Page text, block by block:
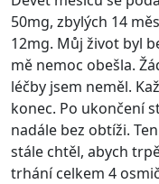
50mg, zbylých 14
12mg. Můj život byl
mě nemoc obešla.
léčby jsem neměl.
konec. Po ukončení
nadále bez obtíži.
stále chtěl, abych
trhání celkem 4